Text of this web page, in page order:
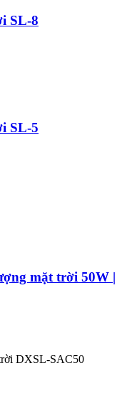
SL-8
SL-5
mặt trời 50W |